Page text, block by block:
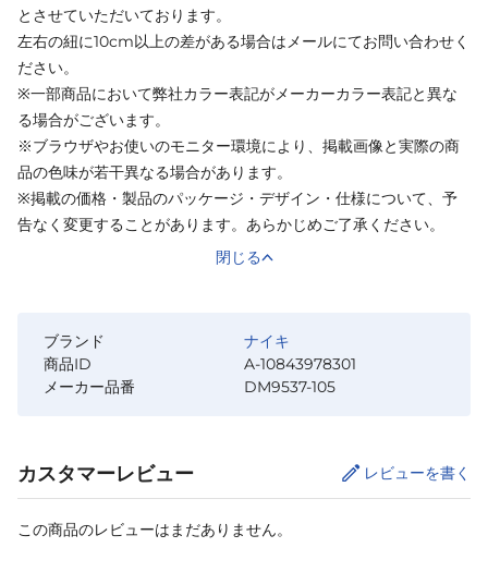
とさせていただいております。
左右の紐に10cm以上の差がある場合はメールにてお問い合わせく
ださい。
※一部商品において弊社カラー表記がメーカーカラー表記と異な
る場合がございます。
※ブラウザやお使いのモニター環境により、掲載画像と実際の商
品の色味が若干異なる場合があります。
※掲載の価格・製品のパッケージ・デザイン・仕様について、予
告なく変更することがあります。あらかじめご了承ください。
閉じる
ブランド
ナイキ
商品ID
A-10843978301
メーカー品番
DM9537-105
カスタマーレビュー レビューを書く
この商品のレビューはまだありません。